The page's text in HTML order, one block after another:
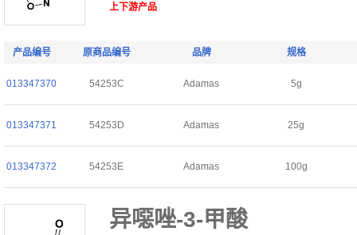
上下游产品
产品编号 原商品编号 品牌 规格
013347370 54253C Adamas 5g
013347371 54253D Adamas 25g
013347372 54253E Adamas 100g
异噁唑-3-甲酸